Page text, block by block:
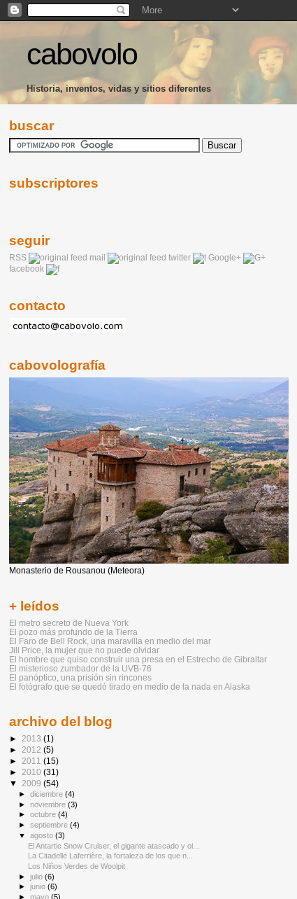
cabovolo
Historia, inventos, vidas y sitios diferentes
buscar
subscriptores
seguir
RSS mail twitter
Google+
facebook
contacto
cabovolografía
Monasterio de Rousanou (Meteora)
+ leídos
El metro secreto de Nueva York
El pozo más profundo de la Tierra
El Faro de Bell Rock, una maravilla en medio del mar
Jill Price, la mujer que no puede olvidar
El hombre que quiso construir una presa en el Estrecho de Gibraltar
El misterioso zumbador de la UVB-76
El panóptico, una prisión sin rincones
El fotógrafo que se quedó tirado en medio de la nada en Alaska
archivo del blog
► 2013 (1)
► 2012 (5)
► 2011 (15)
► 2010 (31)
▼ 2009 (54)
►diciembre(4)
► noviembre(3)
►octubre(4)
►septiembre(4)
▼agosto(3)
El Antartic Snow Cruiser, el gigante atascado y ol...
La Citadelle Laferrière, la fortaleza de los que n...
Los Niños Verdes de Woolpit
►julio(6)
►junio(6)
► mayo(5)